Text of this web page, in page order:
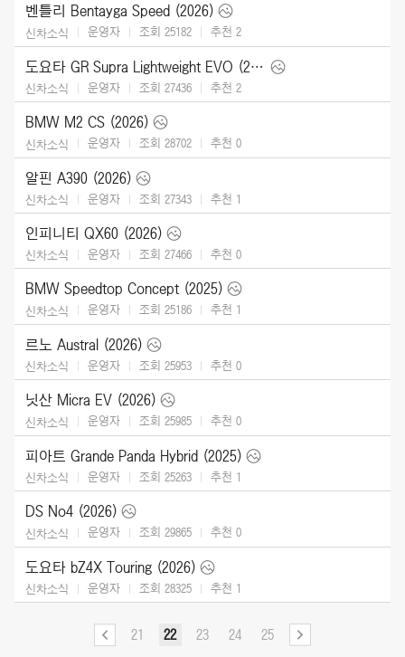
벤틀리 Bentayga Speed (2026)
신차소식 운영자 조회 25182 추천 2
도요타 GR Supra Lightweight EVO (2026)
신차소식 운영자 조회 27436 추천 2
BMW M2 CS (2026)
신차소식 운영자 조회 28702 추천 0
알핀 A390 (2026)
신차소식 운영자 조회 27343 추천 1
인피니티 QX60 (2026)
신차소식 운영자 조회 27466 추천 0
BMW Speedtop Concept (2025)
신차소식 운영자 조회 25186 추천 1
르노 Austral (2026)
신차소식 운영자 조회 25953 추천 0
닛산 Micra EV (2026)
신차소식 운영자 조회 25985 추천 0
피아트 Grande Panda Hybrid (2025)
신차소식 운영자 조회 25263 추천 1
DS No4 (2026)
신차소식 운영자 조회 29865 추천 0
도요타 bZ4X Touring (2026)
신차소식 운영자 조회 28325 추천 1
21 22 23 24 25